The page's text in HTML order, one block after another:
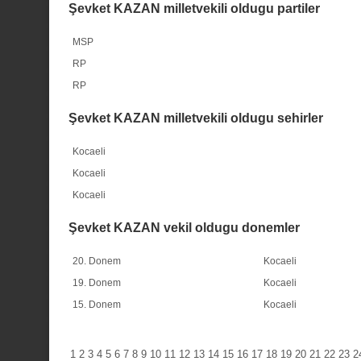
Şevket KAZAN milletvekili oldugu partiler
MSP
RP
RP
Şevket KAZAN milletvekili oldugu sehirler
Kocaeli
Kocaeli
Kocaeli
Şevket KAZAN vekil oldugu donemler
20. Donem
Kocaeli
19. Donem
Kocaeli
15. Donem
Kocaeli
1 2 3 4 5 6 7 8 9 10 11 12 13 14 15 16 17 18 19 20 21 22 23